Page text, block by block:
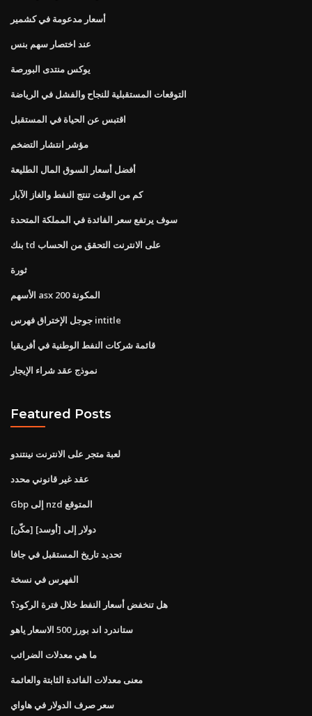
أسعار مدعومة في كشمير
عند اختصار سهم بنس
يوكس منتدى البورصة
التوقعات المستقبلية للنجاح والفشل في الرياضة
اقتبس عن الحياة في المستقبل
مؤشر انتشار التضخم
أفضل أسعار السوق المال الطليعة
كم من الوقت تنتج النفط والغاز الآبار
سوف يرتفع سعر الفائدة في المملكة المتحدة
بنك td على الانترنت التحقق من الحساب
ثورة
الأسهم asx 200 المكونة
جوجل الإختراق فهرس intitle
قائمة شركات النفط الوطنية في أفريقيا
نموذج عقد شراء الإيجار
Featured Posts
لعبة متجر على الانترنت نينتندو
عقد غير قانوني محدد
Gbp إلى nzd المتوقع
[مكّن] دولار إلى [أوسد]
تحديد تاريخ المستقبل في جافا
الفهرس في نسخة
هل تنخفض أسعار النفط خلال فترة الركود؟
ستاندرد اند بورز 500 الاسعار ياهو
ما هي معدلات الضرائب
معنى معدلات الفائدة الثابتة والعائمة
سعر صرف الدولار في هاواي